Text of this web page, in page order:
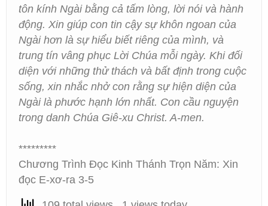
tôn kính Ngài bằng cả tấm lòng, lời nói và hành
động. Xin giúp con tin cậy sự khôn ngoan của
Ngài hơn là sự hiểu biết riêng của mình, và
trung tín vâng phục Lời Chúa mỗi ngày. Khi đối
diện với những thử thách và bất định trong cuộc
sống, xin nhắc nhở con rằng sự hiện diện của
Ngài là phước hạnh lớn nhất. Con cầu nguyện
trong danh Chúa Giê-xu Christ. A-men.
*********
Chương Trình Đọc Kinh Thánh Trọn Năm: Xin
đọc E-xơ-ra 3-5